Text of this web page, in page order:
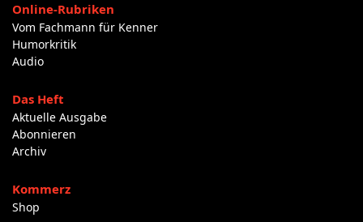
Online-Rubriken
Vom Fachmann für Kenner
Humorkritik
Audio
Das Heft
Aktuelle Ausgabe
Abonnieren
Archiv
Kommerz
Shop